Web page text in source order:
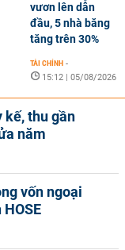
vươn lên dẫn
đầu, 5 nhà băng
tăng trên 30%
TÀI CHÍNH -
15:12 | 05/08/2026
kế, thu gần
năm
vốn ngoại